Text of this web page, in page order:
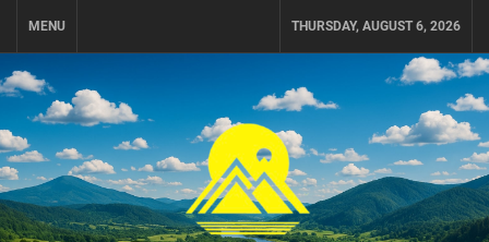
MENU THURSDAY, AUGUST 6, 2026